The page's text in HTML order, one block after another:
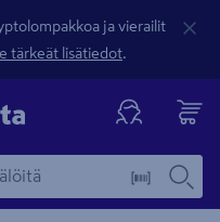
ja vierailit
tärkeät lisätiedot.